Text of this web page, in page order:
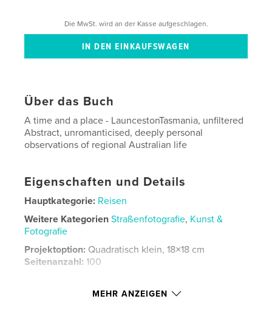
Die MwSt. wird an der Kasse aufgeschlagen.
Über das Buch
A time and a place - LauncestonTasmania, unfiltered
Abstract, unromanticised, deeply personal
observations of regional Australian life
Eigenschaften und Details
Hauptkategorie: Reisen
Weitere Kategorien Straßenfotografie, Kunst &
Fotografie
Projektoption: Quadratisch klein, 18×18 cm
Seitenanzahl: 100
EnglishMEHR ANZEIGEN